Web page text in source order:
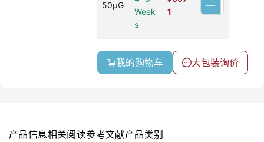
50μG
Week
s
1
我的购物车 大包装询价
产品信息相关阅读参考文献产品类别